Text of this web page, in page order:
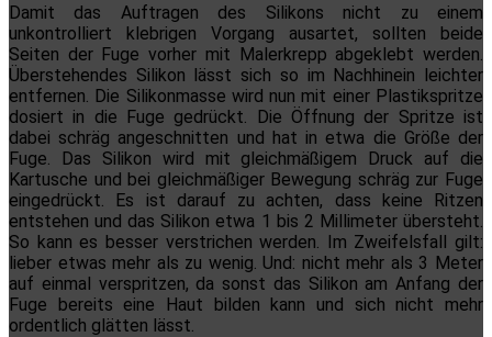
Damit das Auftragen des Silikons nicht zu einem
unkontrolliert klebrigen Vorgang ausartet, sollten beide
Seiten der Fuge vorher mit Malerkrepp abgeklebt werden.
Überstehendes Silikon lässt sich so im Nachhinein leichter
entfernen. Die Silikonmasse wird nun mit einer Plastikspritze
dosiert in die Fuge gedrückt. Die Öffnung der Spritze ist
dabei schräg angeschnitten und hat in etwa die Größe der
Fuge. Das Silikon wird mit gleichmäßigem Druck auf die
Kartusche und bei gleichmäßiger Bewegung schräg zur Fuge
eingedrückt. Es ist darauf zu achten, dass keine Ritzen
entstehen und das Silikon etwa 1 bis 2 Millimeter übersteht.
So kann es besser verstrichen werden. Im Zweifelsfall gilt:
lieber etwas mehr als zu wenig. Und: nicht mehr als 3 Meter
auf einmal verspritzen, da sonst das Silikon am Anfang der
Fuge bereits eine Haut bilden kann und sich nicht mehr
ordentlich glätten lässt.